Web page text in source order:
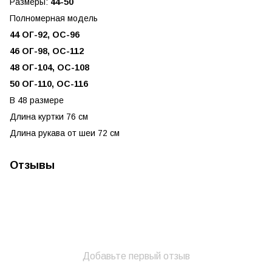
Полномерная модель
44 ОГ-92, ОС-96
46 ОГ-98, ОС-112
48 ОГ-104, ОС-108
50 ОГ-110, ОС-116
В 48 размере
Длина куртки 76 см
Длина рукава от шеи 72 см
Отзывы
Добавьте первый отзыв